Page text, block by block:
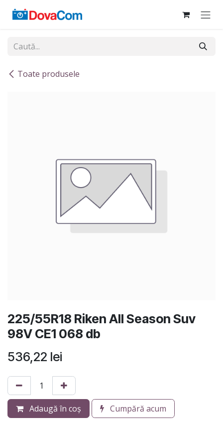
Toate produsele
225/55R18 Riken All Season Suv
98V CE1 068 db
536,22 lei
Adaugă în coș Cumpără acum